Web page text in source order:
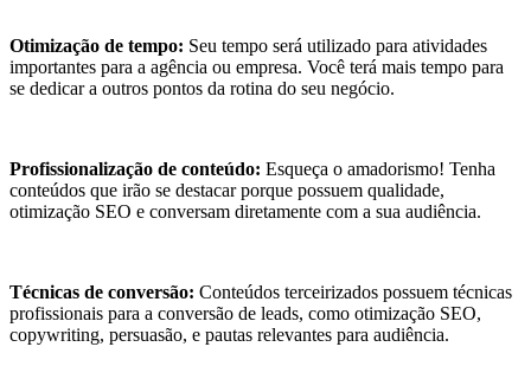
Otimização de tempo: Seu tempo será utilizado para atividades
importantes para a agência ou empresa. Você terá mais tempo para
se dedicar a outros pontos da rotina do seu negócio.
Profissionalização de conteúdo: Esqueça o amadorismo! Tenha
conteúdos que irão se destacar porque possuem qualidade,
otimização SEO e conversam diretamente com a sua audiência.
Técnicas de conversão: Conteúdos terceirizados possuem técnicas
profissionais para a conversão de leads, como otimização SEO,
copywriting, persuasão, e pautas relevantes para audiência.